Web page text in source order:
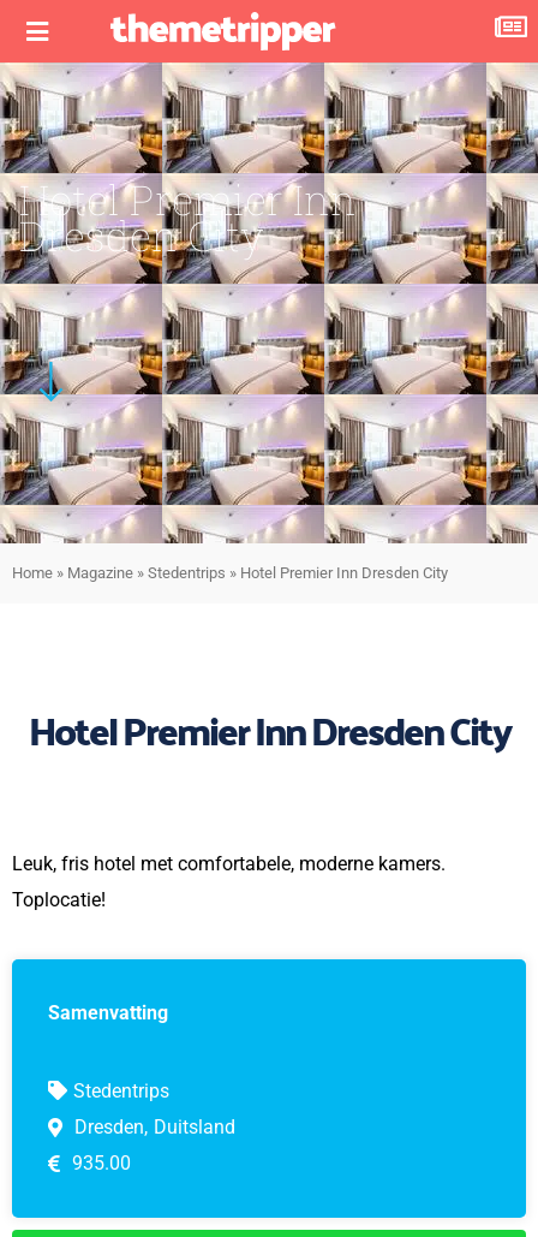
Hotel Premier Inn
Dresden City
Home » Magazine » Stedentrips » Hotel Premier Inn Dresden City
Hotel Premier Inn Dresden City
Leuk, fris hotel met comfortabele, moderne kamers.
Toplocatie!
Samenvatting
Stedentrips
Dresden, Duitsland
935.00